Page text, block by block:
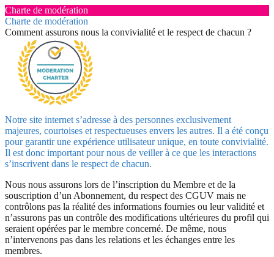
Charte de modération
Charte de modération
Comment assurons nous la convivialité et le respect de chacun ?
Notre site internet s’adresse à des personnes exclusivement
majeures, courtoises et respectueuses envers les autres. Il a été conçu
pour garantir une expérience utilisateur unique, en toute convivialité.
Il est donc important pour nous de veiller à ce que les interactions
s’inscrivent dans le respect de chacun.
Nous nous assurons lors de l’inscription du Membre et de la
souscription d’un Abonnement, du respect des CGUV mais ne
contrôlons pas la réalité des informations fournies ou leur validité et
n’assurons pas un contrôle des modifications ultérieures du profil qui
seraient opérées par le membre concerné. De même, nous
n’intervenons pas dans les relations et les échanges entre les
membres.